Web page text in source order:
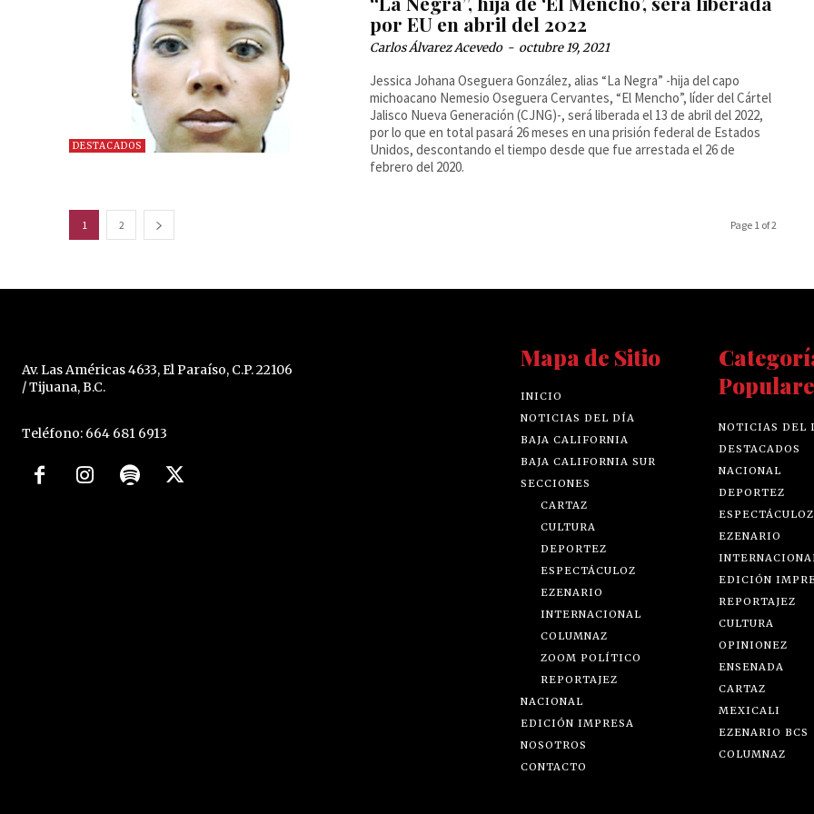
DESTACADOS
por EU en abril del 2022
Carlos Álvarez Acevedo - octubre 19, 2021
Jessica Johana Oseguera González, alias “La Negra” -hija del capo
michoacano Nemesio Oseguera Cervantes, “El Mencho”, líder del Cártel
Jalisco Nueva Generación (CJNG)-, será liberada el 13 de abril del 2022,
por lo que en total pasará 26 meses en una prisión federal de Estados
Unidos, descontando el tiempo desde que fue arrestada el 26 de
febrero del 2020.
1 2 Page 1 of 2
Av. Las Américas 4633, El Paraíso, C.P. 22106
/ Tijuana, B.C.
Teléfono: 664 681 6913
Mapa de Sitio
INICIO
NOTICIAS DEL DÍA
BAJA CALIFORNIA
BAJA CALIFORNIA SUR
SECCIONES
CARTAZ
CULTURA
DEPORTEZ
ESPECTÁCULOZ
EZENARIO
INTERNACIONAL
COLUMNAZ
ZOOM POLÍTICO
REPORTAJEZ
NACIONAL
EDICIÓN IMPRESA
NOSOTROS
CONTACTO
NOTICIAS DEL
DESTACADOS
NACIONAL
DEPORTEZ
ESPECTÁCULOZ
EZENARIO
EDICIÓN
REPORTAJEZ
CULTURA
OPINIONEZ
ENSENADA
CARTAZ
MEXICALI
EZENARIO BCS
COLUMNAZ